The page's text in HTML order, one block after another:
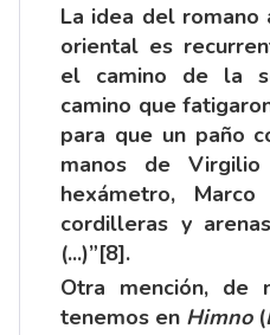
La idea del romano
oriental es
el camino de la
camino que
para que un paño
manos de
hexámetro,
cordilleras y
(...)”[8].
Otra mención, de
tenemos en Himno(